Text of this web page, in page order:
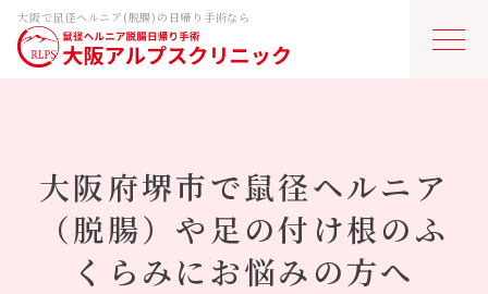
大阪で鼠径ヘルニア(脱腸)の日帰り手術なら
鼠径ヘルニアとは
日帰り手術・費用
大阪府堺市で鼠径ヘルニア
（脱腸）や足の付け根のふ
くらみにお悩みの方へ